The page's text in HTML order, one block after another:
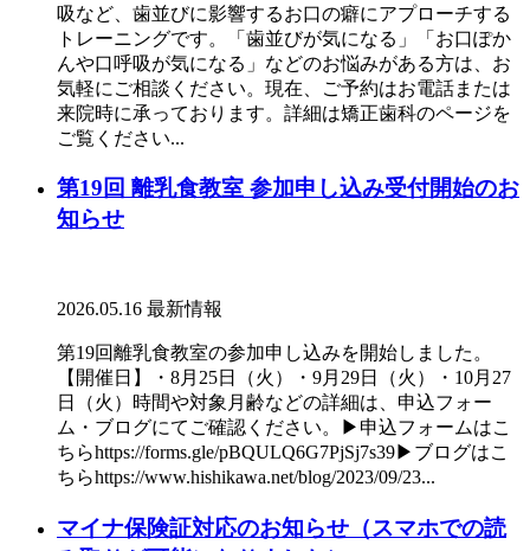
吸など、歯並びに影響するお口の癖にアプローチする
トレーニングです。「歯並びが気になる」「お口ぽか
んや口呼吸が気になる」などのお悩みがある方は、お
気軽にご相談ください。現在、ご予約はお電話または
来院時に承っております。詳細は矯正歯科のページを
ご覧ください...
第19回 離乳食教室 参加申し込み受付開始のお
知らせ
2026.05.16 最新情報
第19回離乳食教室の参加申し込みを開始しました。
【開催日】・8月25日（火）・9月29日（火）・10月27
日（火）時間や対象月齢などの詳細は、申込フォー
ム・ブログにてご確認ください。▶申込フォームはこ
ちらhttps://forms.gle/pBQULQ6G7PjSj7s39▶ブログはこ
ちらhttps://www.hishikawa.net/blog/2023/09/23...
マイナ保険証対応のお知らせ（スマホでの読